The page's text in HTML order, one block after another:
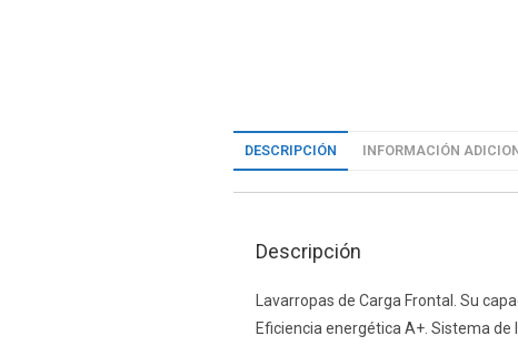
DESCRIPCIÓN INFORMACIÓN
Descripción
Lavarropas de Carga Frontal. Su
Eficiencia energética A+. Sistema